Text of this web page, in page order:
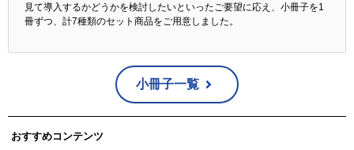
見て導入するかどうかを検討したいといったご要望に応え、小冊子を1
冊ずつ、計7種類のセット商品をご用意しました。
小冊子一覧
おすすめコンテンツ